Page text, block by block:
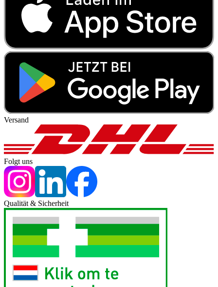
Versand
Folgt uns
Qualität & Sicherheit